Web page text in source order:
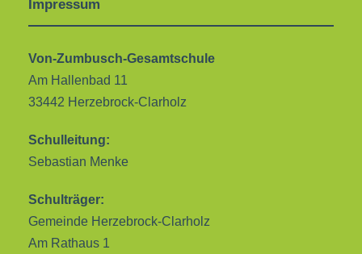
Impressum
Von-Zumbusch-Gesamtschule
Am Hallenbad 11
33442 Herzebrock-Clarholz
Schulleitung:
Sebastian Menke
Schulträger:
Gemeinde Herzebrock-Clarholz
Am Rathaus 1